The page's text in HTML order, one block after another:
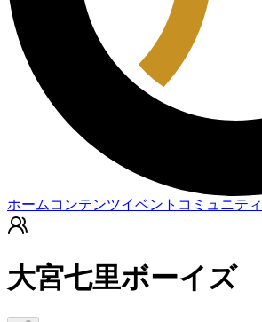
ホーム コンテンツイベント コミュニティ
大宮七里ボーイズ